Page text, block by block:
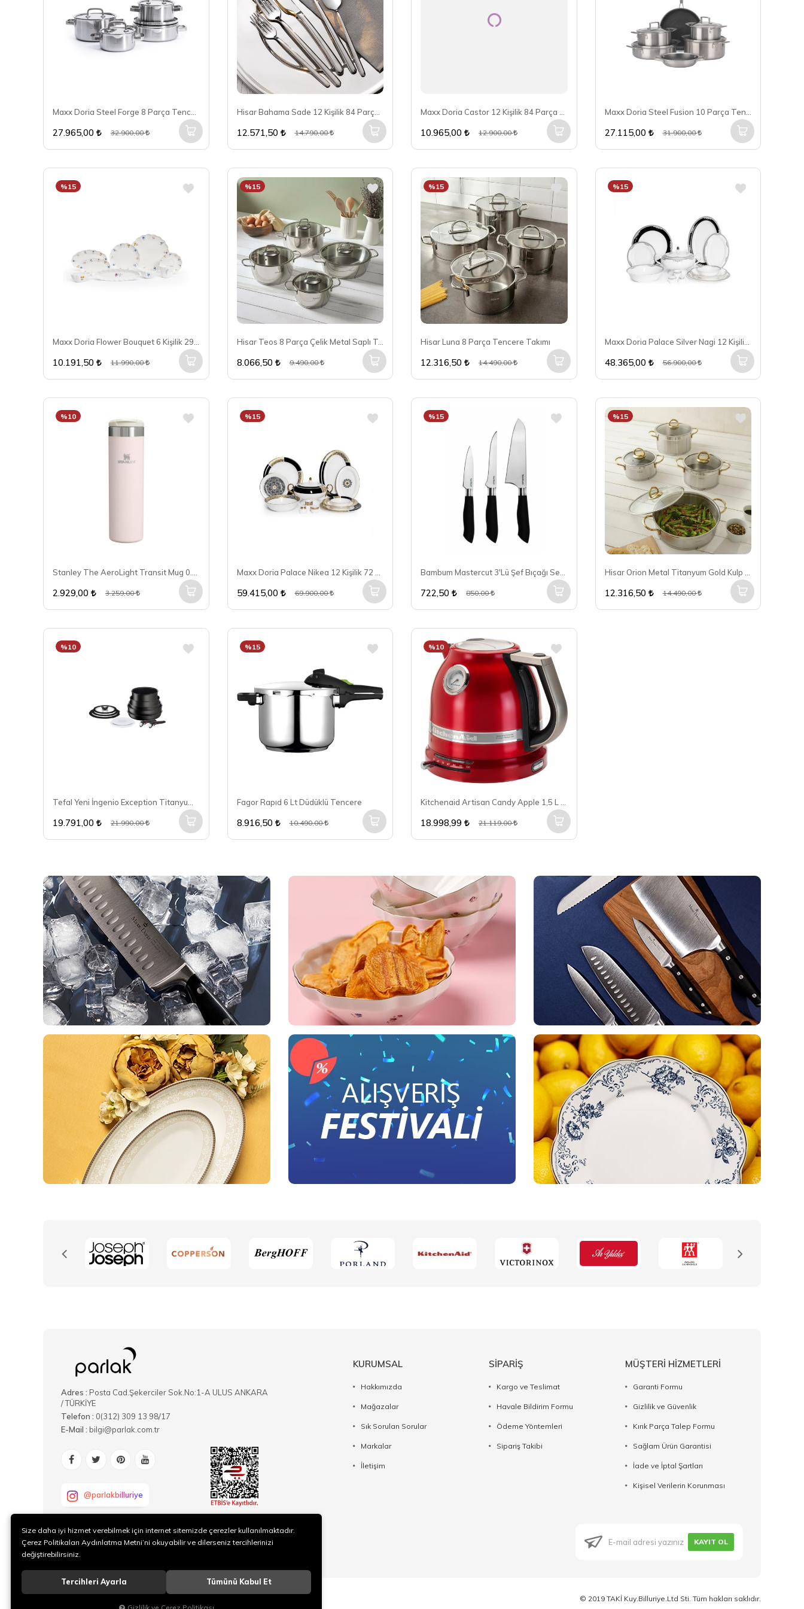
27.965,00 32.900,00 12.571,50 14.790,00 10.965,00 12.900,00 27.115,00 31.900,00
%15
10.191,50 11.990,00
Hisar Teos 8 Parça Çelik Metal Saplı Tencere Seti
%15
8.066,50 9.490,00
Hisar Luna 8 Parça Tencere Takımı
%15
12.316,50 14.490,00
%15
48.365,00 56.900,00
%10
2.929,00 3.259,00
%15
59.415,00 69.900,00
%15
722,50 850,00
%15
12.316,50 14.490,00
%10
19.791,00 21.990,00
Fagor Rapıd 6 Lt Düdüklü Tencere
%15
8.916,50 10.490,00
%10
18.998,99 21.119,00
Adres : Posta Cad.Şekerciler Sok.No:1-A ULUS ANKARA
/ TÜRKİYE
Telefon : 0(312) 309 13 98/17
E-Mail : bilgi@parlak.com.tr
@parlakbilluriye
KURUMSAL
Hakkımızda
Mağazalar
Sık Sorulan Sorular
Markalar
İletişim
SİPARİŞ
Kargo ve Teslimat
Havale Bildirim Formu
Ödeme Yöntemleri
Sipariş Takibi
MÜŞTERİ HİZMETLERİ
Garanti Formu
Gizlilik ve Güvenlik
Kırık Parça Talep Formu
Sağlam Ürün Garantisi
İade ve İptal Şartları
Kişisel Verilerin Korunması
KAYIT OL
© 2019 TAKİ Kuy.Billuriye.Ltd Sti. Tüm hakları saklıdır.
Size daha iyi hizmet verebilmek için internet sitemizde çerezler kullanılmaktadır.
Çerez Politikaları Aydınlatma Metni’ni okuyabilir ve dilerseniz tercihlerinizi
değiştirebilirsiniz.
Tercihleri Ayarla Tümünü Kabul Et